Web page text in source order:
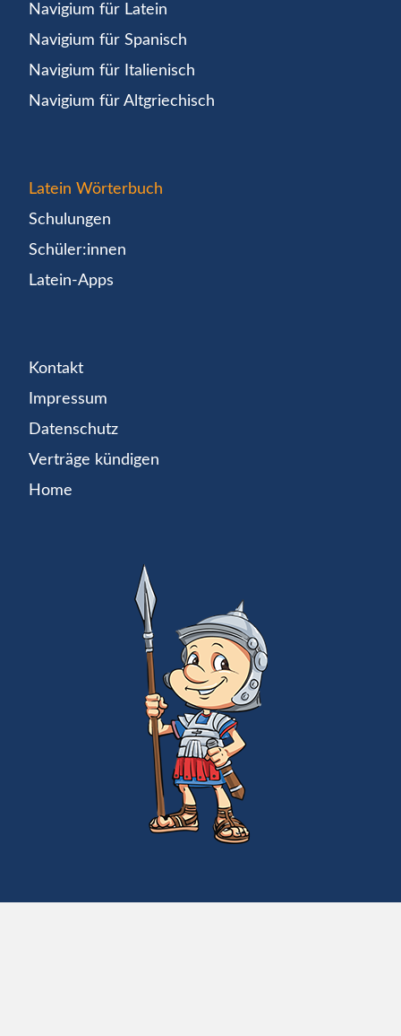
Navigium für Latein
Navigium für Spanisch
Navigium für Italienisch
Navigium für Altgriechisch
Latein Wörterbuch
Schulungen
Schüler:innen
Latein-Apps
Kontakt
Impressum
Datenschutz
Verträge kündigen
Home